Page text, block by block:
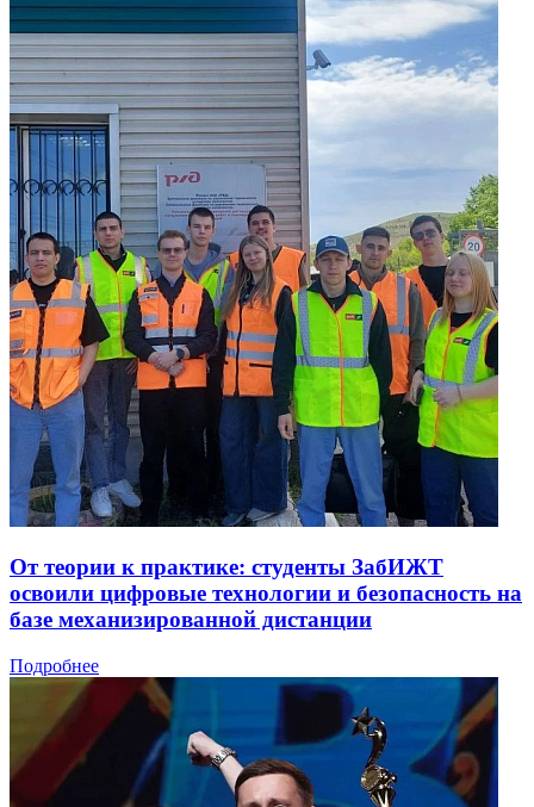
От теории к практике: студенты ЗабИЖТ
освоили цифровые технологии и безопасность на
базе механизированной дистанции
Подробнее